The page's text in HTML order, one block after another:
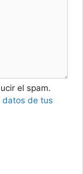
el spam.
datos de tus